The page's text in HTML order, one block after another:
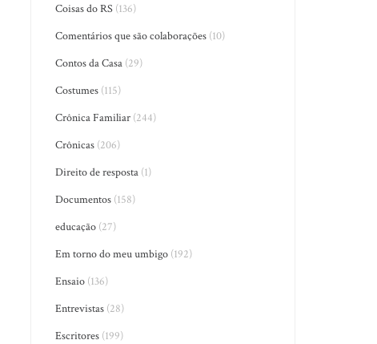
Coisas do RS (136)
Comentários que são colaborações (10)
Contos da Casa (29)
Costumes (115)
Crônica Familiar (244)
Crônicas (206)
Direito de resposta (1)
Documentos (158)
educação (27)
Em torno do meu umbigo (192)
Ensaio (136)
Entrevistas (28)
Escritores (199)